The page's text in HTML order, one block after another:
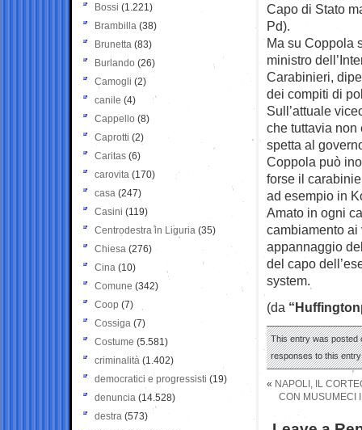
Capo di Stato
Pd).
Ma su Coppola
ministro
Carabinieri,
dei compiti di
Sull’attuale
che tuttavia non
spetta al
Coppola può
forse il
ad esempio in
Amato in ogni
cambiamento
appannaggio
del capo
system.
(da
This entry was posted
responses to this
« NAPOLI, IL
CON MUSUMECI
Bossi (1.221)
Brambilla (38)
Brunetta (83)
Burlando (26)
Camogli (2)
canile (4)
Cappello (8)
Caprotti (2)
Caritas (6)
carovita (170)
casa (247)
Casini (119)
Centrodestra in Liguria (35)
Chiesa (276)
Cina (10)
Comune (342)
Coop (7)
Cossiga (7)
Costume (5.581)
criminalità (1.402)
democratici e progressisti (19)
denuncia (14.528)
destra (573)